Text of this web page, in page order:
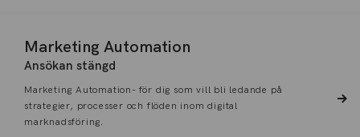
Marketing Automation
Ansökan stängd
Marketing Automation- för dig som vill bli ledande på
strategier, processer och flöden inom digital
marknadsföring.